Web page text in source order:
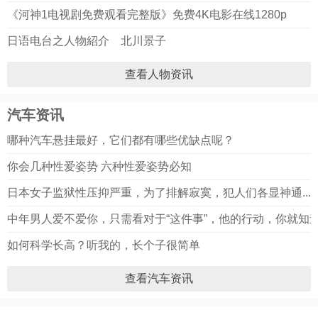
《河神1电视剧免费观看完整版》免费4K电影在线1280p
日语电台之人物紹介 北川景子
查看人物资讯
汽车资讯
哪种汽车悬挂最好，它们都有哪些优缺点呢？
你会几种性爱姿势 六种性爱姿势必知
日本女子监狱性压抑严重，为了排解寂寞，犯人们各显神通.....
中年男人爱不爱你，只需看对于“这件事”，他的行动，你就知
如何科学长高？听我的，长个子很简单
查看汽车资讯